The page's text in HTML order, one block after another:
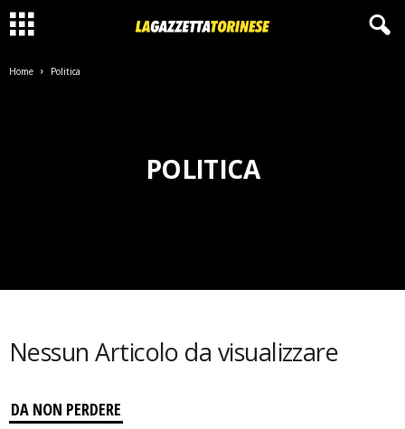
Home Politica
POLITICA
Nessun Articolo da visualizzare
DA NON PERDERE